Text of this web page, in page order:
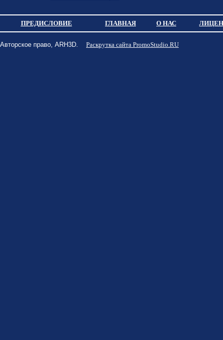
ПРЕДИСЛОВИЕ ГЛАВНАЯ О НАС
Авторское право, ARH3D. Раскрутка сайта PromoStudio.RU